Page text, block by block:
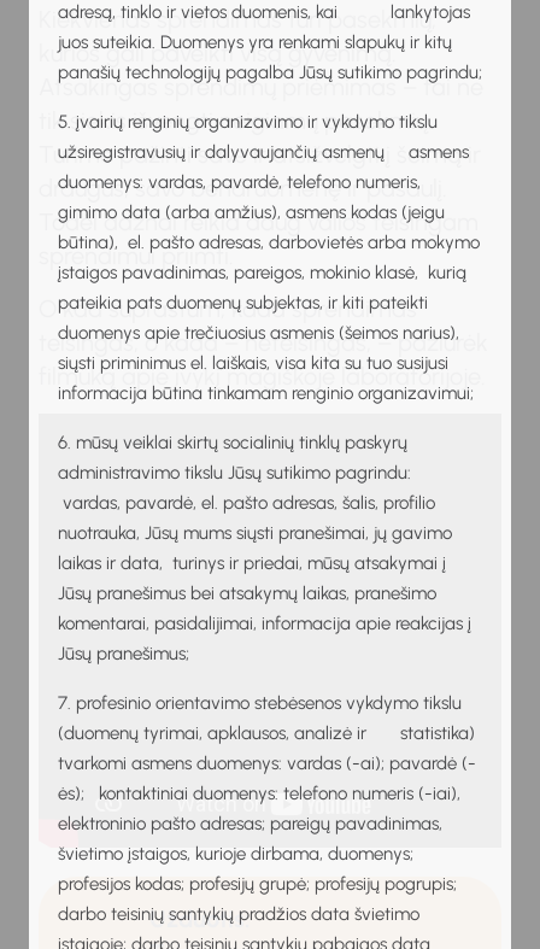
adresą, tinklo ir vietos duomenis, kai lankytojas
juos suteikia. Duomenys yra renkami slapukų ir kitų
panašių technologijų pagalba Jūsų sutikimo pagrindu;
5. įvairių renginių organizavimo ir vykdymo tikslu
užsiregistravusių ir dalyvaujančių asmenų asmens
duomenys: vardas, pavardė, telefono numeris,
gimimo data (arba amžius), asmens kodas (jeigu
būtina), el. pašto adresas, darbovietės arba mokymo
įstaigos pavadinimas, pareigos, mokinio klasė, kurią
pateikia pats duomenų subjektas, ir kiti pateikti
duomenys apie trečiuosius asmenis (šeimos narius),
siųsti priminimus el. laiškais, visa kita su tuo susijusi
informacija būtina tinkamam renginio organizavimui;
6. mūsų veiklai skirtų socialinių tinklų paskyrų
administravimo tikslu Jūsų sutikimo pagrindu:
vardas, pavardė, el. pašto adresas, šalis, profilio
nuotrauka, Jūsų mums siųsti pranešimai, jų gavimo
laikas ir data, turinys ir priedai, mūsų atsakymai į
Jūsų pranešimus bei atsakymų laikas, pranešimo
komentarai, pasidalijimai, informacija apie reakcijas į
Jūsų pranešimus;
7. profesinio orientavimo stebėsenos vykdymo tikslu
(duomenų tyrimai, apklausos, analizė ir statistika)
tvarkomi asmens duomenys: vardas (-ai); pavardė (-
ės); kontaktiniai duomenys: telefono numeris (-iai),
elektroninio pašto adresas; pareigų pavadinimas,
švietimo įstaigos, kurioje dirbama, duomenys;
profesijos kodas; profesijų grupė; profesijų pogrupis;
darbo teisinių santykių pradžios data švietimo
įstaigoje; darbo teisinių santykių pabaigos data
Kiekvienas sprendimas turi pasekmių,
kurios gali paveikti visą gyvenimą.
Atsakingas sprendimų priėmimas – tai ne
tik siekis išvengti neigiamų pasekmių.
Turime pažinti save ir atsižvelgti į šeimą ir
draugus, savo bendruomenę ir pasaulį.
Todėl dažnai reikia daug valios teisingam
sprendimui priimti.
O kad suprastum, kada sprendimas
teisingas, o kada – neteisingas, – pažiūrėk
filmuką apie įvykį magiškoje laboratorijoje.
Užduotis: